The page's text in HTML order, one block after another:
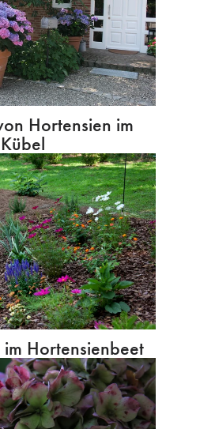
Hortensien im
Kübel
im Hortensienbeet